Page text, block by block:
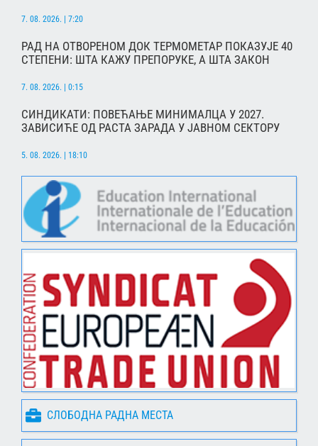
7. 08. 2026. | 7:20
РАД НА ОТВОРЕНОМ ДОК ТЕРМОМЕТАР ПОКАЗУЈЕ 40
СТЕПЕНИ: ШТА КАЖУ ПРЕПОРУКЕ, А ШТА ЗАКОН
7. 08. 2026. | 0:15
СИНДИКАТИ: ПОВЕЋАЊЕ МИНИМАЛЦА У 2027.
ЗАВИСИЋЕ ОД РАСТА ЗАРАДА У ЈАВНОМ СЕКТОРУ
5. 08. 2026. | 18:10
СЛОБОДНА РАДНА МЕСТА